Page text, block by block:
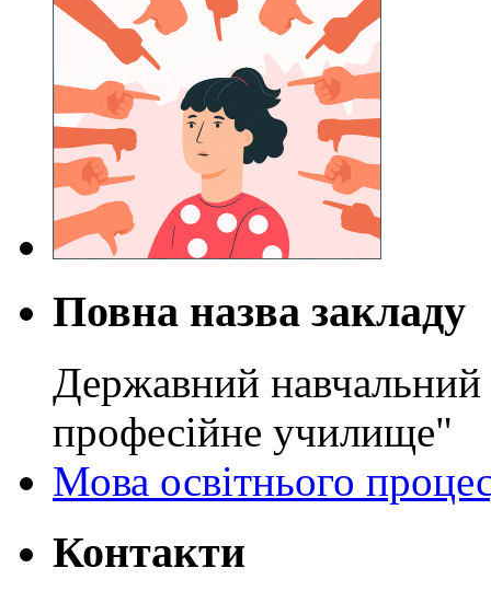
Повна назва закладу
Державний навчальний
професійне училище"
Мова освітнього
Контакти